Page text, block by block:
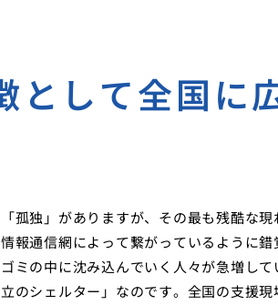
として全国に
孤独」がありますが、その最も残酷な
報通信網によって繋がっているように
ミの中に沈み込んでいく人々が急増し
のシェルター」なのです。全国の支援